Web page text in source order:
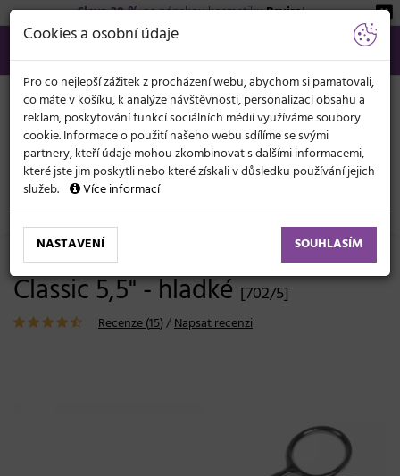
Sleva 20 %na pánskou kosmetikuBeviro!
566 440 099
info@svetkadernictvi.cz
Po−pá: 8−17
Vše o nákupu Kč
KATEGORIE
MENU
Kadeřnické potřeby Nůžky Pro začátečníky a studenty
Kadeřnické nůžky Duko Ice
Classic 5,5" - hladké [702/5]
Recenze (15)/Napsat recenzi
Cookies a osobní údaje
Pro co nejlepší zážitek z procházení webu, abychom si pamatovali,
co máte v košíku, k analýze návštěvnosti, personalizaci obsahu a
reklam, poskytování funkcí sociálních médií využíváme soubory
cookie. Informace o použití našeho webu sdílíme se svými
partnery, kteří údaje mohou zkombinovat s dalšími informacemi,
které jste jim poskytli nebo které získali v důsledku používání jejich
služeb.
Více informací
NASTAVENÍ SOUHLASÍM